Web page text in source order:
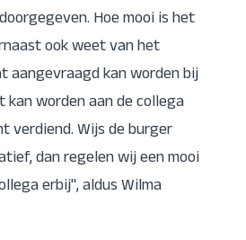
Hoe mooi is het
ook weet van het
aangevraagd kan worden bij
worden aan de collega
verdiend. Wijs de burger
dan regelen wij een mooi
erbij", aldus Wilma